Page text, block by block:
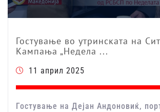
Гостување во утринската на
Кампања „Недела ...
11 април 2025
Гостување на Дејан Андоновиќ,